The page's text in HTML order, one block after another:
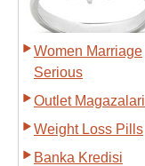
Women Marriage
Serious
Outlet Magazalari
Weight Loss Pills
Banka Kredisi